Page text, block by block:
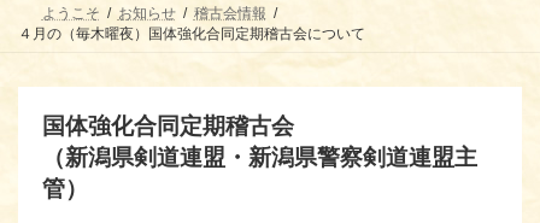
ようこそ お知らせ
稽古会情報
４月の（毎木曜夜）国体強化合同定期稽古会について
国体強化合同定期稽古会
（新潟県剣道連盟・新潟県警察剣道連盟主
管）